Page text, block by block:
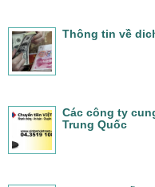
Thông tin về
Các công ty
Trung Quốc